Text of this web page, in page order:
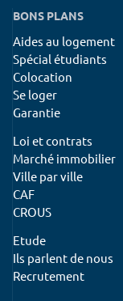
BONS PLANS
Aides au logement
Spécial étudiants
Colocation
Se loger
Garantie
Loi et contrats
Marché immobilier
Ville par ville
CAF
CROUS
Etude
Ils parlent de nous
Recrutement